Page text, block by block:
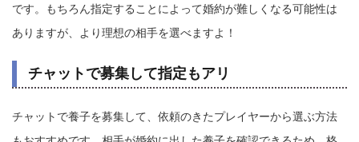
です。もちろん指定することによって婚約が難しくなる可能性は
ありますが、より理想の相手を選べますよ！
チャットで募集して指定もアリ
チャットで養子を募集して、依頼のきたプレイヤーから選ぶ方法